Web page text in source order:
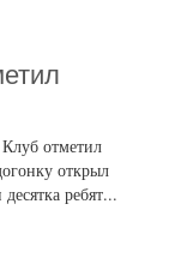
отметил
открыл
ребят...